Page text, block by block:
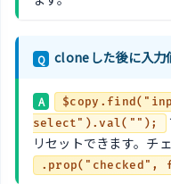
Q cloneした後に入力
A
select").val("");
リセットできます。チ
.prop("checked",